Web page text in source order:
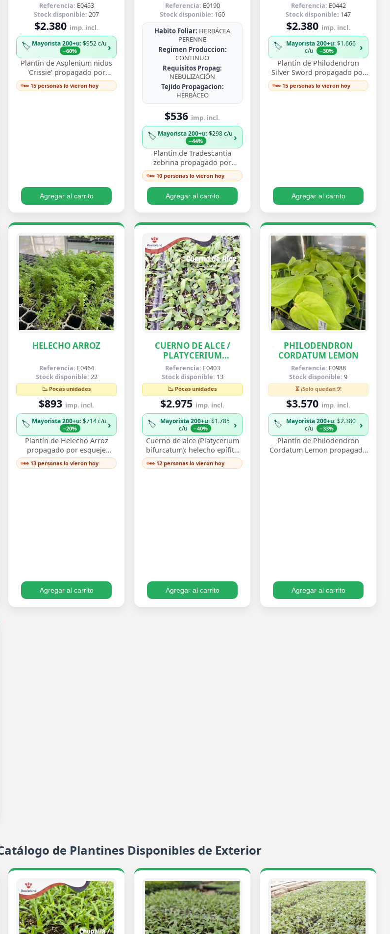
Referencia: E0453
Stock disponible: 207
$2.380 imp. incl.
🏷️ Mayorista 200+u: $952 c/u
−60% ›
Plantín de Asplenium nidus
'Crissie' propagado por
esqueje enraizado, con
frondas de bordes ondulados
👀 15 personas lo vieron hoy
Agregar al carrito
Referencia: E0190
Stock disponible: 160
Habito Foliar: HERBÁCEA
PERENNE
Regimen Produccion:
CONTINUO
Requisitos Propag:
NEBULIZACIÓN
Tejido Propagacion:
HERBÁCEO
$536 imp. incl.
🏷️ Mayorista 200+u: $298 c/u
−44% ›
Plantín de Tradescantia
zebrina propagado por
esqueje enraizado, con ese
llamativo follaje bicolor de
tonos morado y pl…
👀 10 personas lo vieron hoy
Agregar al carrito
Referencia: E0442
Stock disponible: 147
$2.380 imp. incl.
🏷️ Mayorista 200+u: $1.666
c/u
−30% ›
Plantín de Philodendron
Silver Sword propagado por
esqueje ya enraizado, con
hojas lanceoladas de un
👀 15 personas lo vieron hoy
Agregar al carrito
HELECHO ARROZ
Referencia: E0464
Stock disponible: 22
📉 Pocas unidades
$893 imp. incl.
🏷️ Mayorista 200+u: $714 c/u
−20% ›
Plantín de Helecho Arroz
propagado por esqueje
enraizado, con delicadas
frondas finamente divididas
👀 13 personas lo vieron hoy
Agregar al carrito
CUERNO DE ALCE /
PLATYCERIUM
BIFURCATUM
Referencia: E0403
Stock disponible: 13
📉 Pocas unidades
$2.975 imp. incl.
🏷️ Mayorista 200+u: $1.785
c/u
−40% ›
Cuerno de alce (Platycerium
bifurcatum): helecho epífito
de frondas que recuerdan
astas de ciervo, muy
👀 12 personas lo vieron hoy
Agregar al carrito
PHILODENDRON
CORDATUM LEMON
Referencia: E0988
Stock disponible: 9
⏳ ¡Solo quedan 9!
$3.570 imp. incl.
🏷️ Mayorista 200+u: $2.380
c/u
−33% ›
Plantín de Philodendron
Cordatum Lemon propagado
Agregar al carrito
de Plantines Disponibles de Exterior